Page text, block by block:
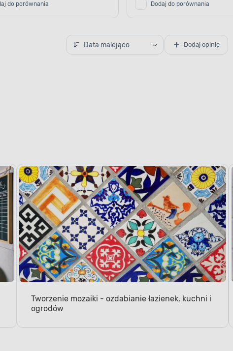
do porównania Dodaj do porównania
Data malejąco Dodaj opinię
Tworzenie mozaiki - ozdabianie łazienek, kuchni i
ogrodów